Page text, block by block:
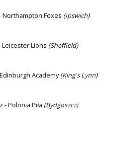
Northampton Foxes (Ipswich)
Lions (Sheffield)
Academy(King's Lynn)
- Polonia Piła (Bydgoszcz)